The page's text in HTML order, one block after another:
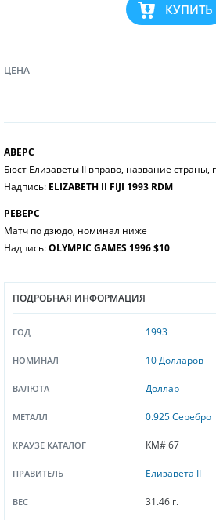
КУПИТЬ
ЦЕНА
АВЕРС
Бюст Елизаветы II вправо, название страны,
Надпись: ELIZABETH II FIJI 1993 RDM
РЕВЕРС
Матч по дзюдо, номинал ниже
Надпись:OLYMPIC GAMES 1996 $10
ПОДРОБНАЯ ИНФОРМАЦИЯ
ГОД 1993
НОМИНАЛ 10 Долларов
ВАЛЮТА Доллар
МЕТАЛЛ 0.925 Серебро
КРАУЗЕ КАТАЛОГ KM# 67
ПРАВИТЕЛЬ Елизавета II
ВЕС 31.46 г.